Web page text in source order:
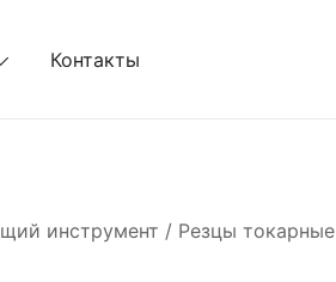
Контакты
инструмент / Резцы токарные